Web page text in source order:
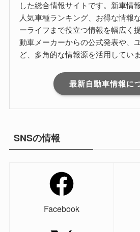
した総合情報サイトです。新車情
人気車種ランキング、お得な情報
ーライフまで役立つ情報を幅広く
動車メーカーからの公式発表や、
ど、多角的な情報源を活用していま
最新自動車情報に
SNSの情報
Facebook